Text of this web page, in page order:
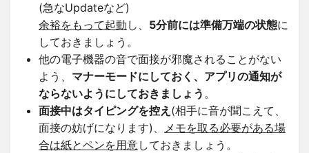
(急なUpdateなど)
余裕をもって起動 し、 5分前には準備万端の状態に
しておきましょう。
他の電子機器の音で面接が邪魔されることがない
よう、 マナーモードにしておく、アプリの通知が
ならないようにしておきましょう 。
面接中はタイピングを控え (相手に音が聞こえて、
面接の妨げになります)、 メモを取る必要がある場
合は紙とペンを用意しておきましょう。